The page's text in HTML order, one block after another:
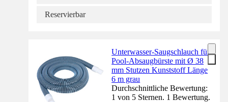
Reservierbar
Unterwasser-Saugschlauch für
Pool-Absaugbürste mit Ø 38
mm Stutzen Kunststoff Länge
6 m grau
Durchschnittliche Bewertung:
1 von 5 Sternen. 1 Bewertung.